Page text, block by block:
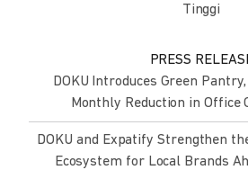
Tinggi
PRESS
DOKU Introduces Green
Monthly Reduction in Office
DOKU and Expatify Strengthen
Ecosystem for Local Brands